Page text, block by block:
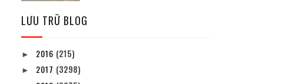
LƯU TRỮ BLOG
► 2016 (215)
► 2017 (3298)